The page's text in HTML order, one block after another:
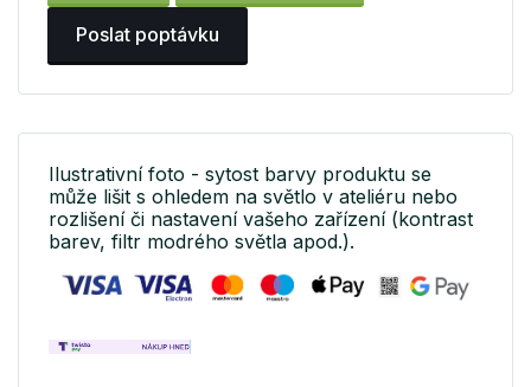
Poslat poptávku
Ilustrativní foto - sytost barvy produktu se
může lišit s ohledem na světlo v ateliéru nebo
rozlišení či nastavení vašeho zařízení (kontrast
barev, filtr modrého světla apod.).